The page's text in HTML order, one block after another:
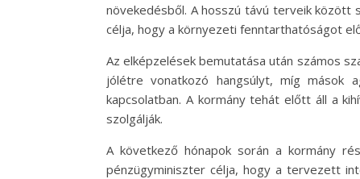
növekedésből. A hosszú távú terveik
célja, hogy a környezeti fenntarthatóságot
Az elképzelések bemutatása után számos
jólétre vonatkozó hangsúlyt, míg mások
kapcsolatban. A kormány tehát előtt áll a
szolgálják.
A következő hónapok során a kormány
pénzügyminiszter célja, hogy a tervezett